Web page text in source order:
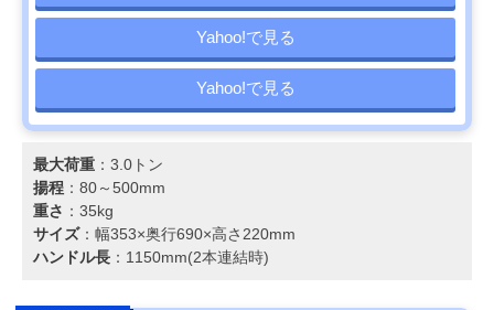
Yahoo!で見る
Yahoo!で見る
最大荷重 ：3.0トン
揚程 ：80～500mm
重さ ：35kg
サイズ：幅353×奥行690×高さ220mm
ハンドル長 ：1150mm(2本連結時)